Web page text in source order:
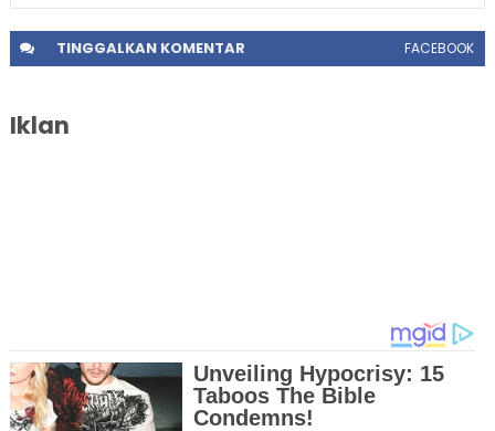
TINGGALKANKOMENTAR FACEBOOK
Iklan